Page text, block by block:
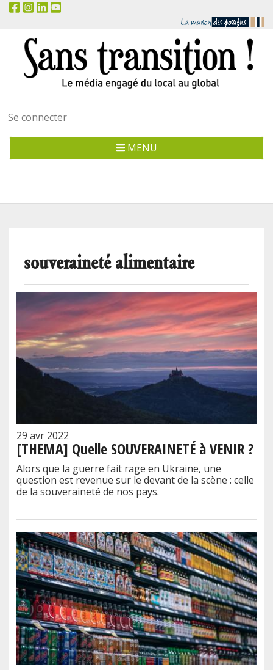
Menu
utilisateur
Se connecter
MENU
souveraineté alimentaire
29 avr 2022
[THEMA] Quelle SOUVERAINETÉ à VENIR ?
Alors que la guerre fait rage en Ukraine, une
question est revenue sur le devant de la scène : celle
de la souveraineté de nos pays.